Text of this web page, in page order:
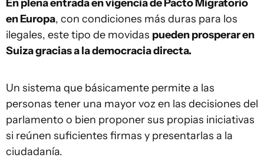
En plena entrada en vigencia de Pacto Migratorio
en Europa, con condiciones más duras para los
ilegales, este tipo de movidas pueden prosperar en
Suiza gracias a la democracia directa.
Un sistema que básicamente permite a las
personas tener una mayor voz en las decisiones del
parlamento o bien proponer sus propias iniciativas
si reúnen suficientes firmas y presentarlas a la
ciudadanía.